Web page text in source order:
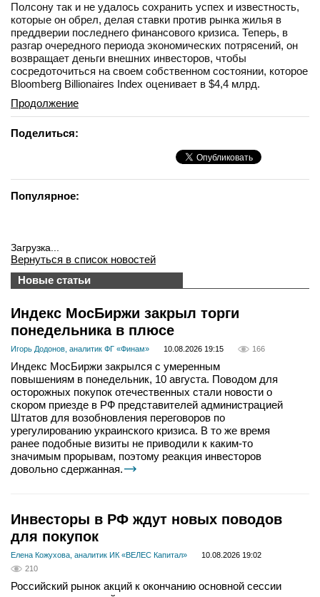
Полсону так и не удалось сохранить успех и известность,
которые он обрел, делая ставки против рынка жилья в
преддверии последнего финансового кризиса. Теперь, в
разгар очередного периода экономических потрясений, он
возвращает деньги внешних инвесторов, чтобы
сосредоточиться на своем собственном состоянии, которое
Bloomberg Billionaires Index оценивает в $4,4 млрд.
Продолжение
Поделиться:
Популярное:
Загрузка...
Вернуться в список новостей
Новые статьи
Индекс МосБиржи закрыл торги
понедельника в плюсе
Игорь Додонов, аналитик ФГ «Финам» 10.08.2026 19:15 166
Индекс МосБиржи закрылся с умеренным
повышениям в понедельник, 10 августа. Поводом для
осторожных покупок отечественных стали новости о
скором приезде в РФ представителей администрацией
Штатов для возобновления переговоров по
урегулированию украинского кризиса. В то же время
ранее подобные визиты не приводили к каким-то
значимым прорывам, поэтому реакция инвесторов
довольно сдержанная.
Инвесторы в РФ ждут новых поводов
для покупок
Елена Кожухова, аналитик ИК «ВЕЛЕС Капитал»
10.08.2026 19:02
210
Российский рынок акций к окончанию основной сессии